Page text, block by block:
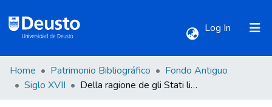
Log In (current)
Communities & Collections
Home Patrimonio Bibliográfico
Fondo Antiguo
Siglo XVII
Della ragione de gli Stati libri XII. / di Gabriele Zinano ... ; doue si tratta di tutte le spetie, e forze de gli artificij, intorno a tutti gli affari de gli Stati ... ; con due trattati, vno del Segretario, l'altro del Consigliere ; e tre tauole, argomenti, capitoli, e cose piu notabili ...